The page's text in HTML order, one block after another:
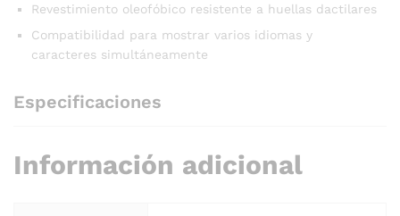
Revestimiento oleofóbico resistente a huellas dactilares
Compatibilidad para mostrar varios idiomas y
caracteres simultáneamente
Especificaciones
Información adicional